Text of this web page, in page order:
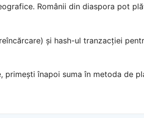
Românii din diaspora pot
și hash-ul tranzacției
primești înapoi suma în metoda de